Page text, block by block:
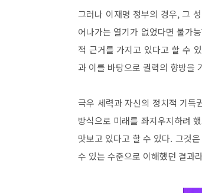
그러나 이재명 정부의 경우,그
어나가는 열기가 없었다면 불가
적 근거를 가지고 있다고 할 수
과 이를 바탕으로 권력의 향방을
극우 세력과 자신의 정치적 기득
방식으로 미래를 좌지우지하려
맛보고 있다고 할 수 있다. 그것은
수 있는 수준으로 이해했던 결과